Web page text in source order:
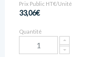
Prix Public HT€/Unité
33,06€
Quantité